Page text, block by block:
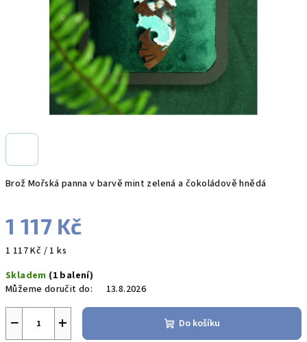
Brož Mořská panna v barvě mint zelená a čokoládově hnědá
1 117 Kč
Měrná
1 117 Kč / 1 ks
Skladem (1 balení)
Můžeme doručit do:
13.8.2026
+
− Do košíku